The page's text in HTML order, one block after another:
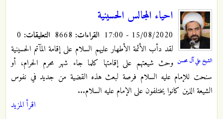
الشيخ علي آل محسن
احياء المجالس الحسينية
15/08/2020 - 17:00 القراءات: التعليقات:
لقد دأب الأئمة الأطهار عليهم السلام على إقامة المآتم الحسينية
وحث شيعتهم على إقامتها كلما جاء شهر محرم الحرام، أو
سنحت للإمام عليه السلام فرصة لبعث هذه القضية من جديد في نفوس
الشيعة الذين كانوا يختلفون على الإمام عليه السلام...
اقرأ المزيد